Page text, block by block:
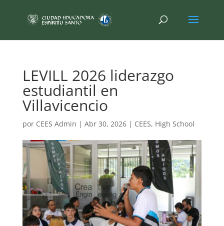
LEVILL 2026 liderazgo
estudiantil en
Villavicencio
por CEES Admin | Abr 30, 2026| CEES, High School